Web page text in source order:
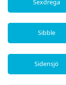
Sexdrega
Sibble
Sidensjö